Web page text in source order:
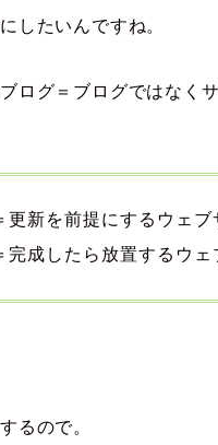
したいんですね。
ログ＝ブログではなく
更新を前提にするウェブ
完成したら放置するウェ
るので。